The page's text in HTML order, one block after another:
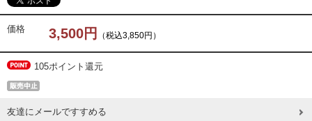
価格 3,500円 （税込3,850円）
105ポイント還元
友達にメールですすめる